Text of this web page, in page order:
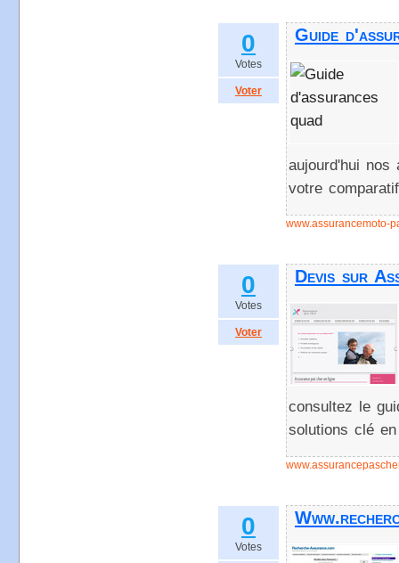
0
Votes
Voter
Guide
aujourd'hui
votre
www.assurancemoto-
0
Votes
Voter
Devis sur
consultez le
solutions clé
0
Votes